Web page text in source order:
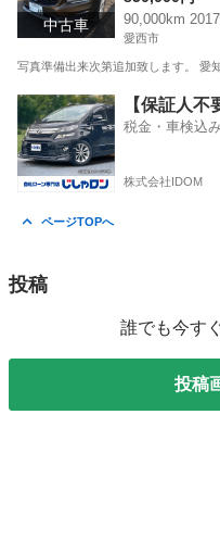
中古車 90,000km
愛西市
写真準備出来次第追加致します。
愛知 愛西市 ボルボ（Volvo
【保証人
税金・車検込
株式会社IDOM
ページTOPへ
投稿
誰でも今す
投稿